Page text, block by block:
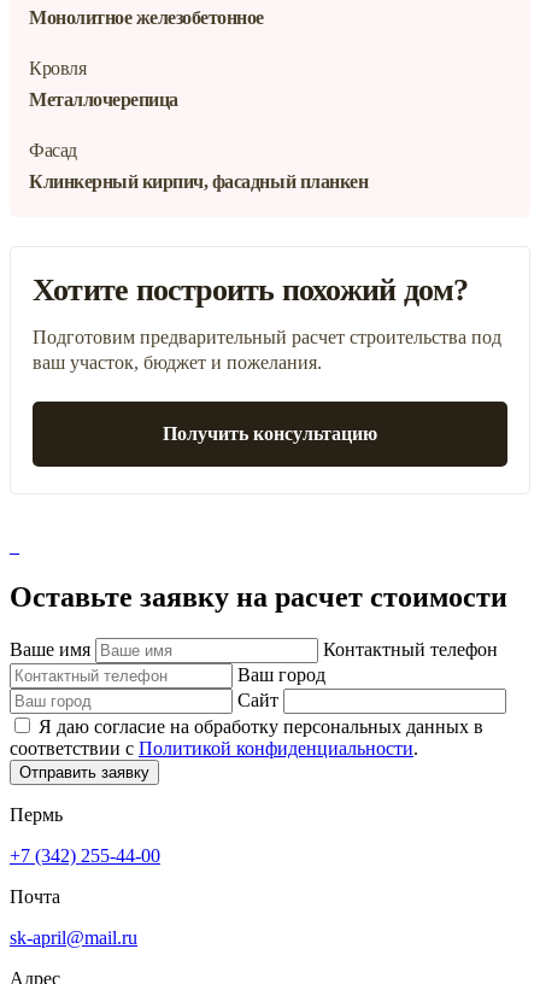
Монолитное железобетонное
Кровля
Металлочерепица
Фасад
Клинкерный кирпич, фасадный планкен
Хотите построить похожий дом?
Подготовим предварительный расчет строительства под
ваш участок, бюджет и пожелания.
Получить консультацию
Оставьте заявку на расчет стоимости
Ваше имя
Контактный телефон
Ваш город
Сайт
Я даю согласие на обработку персональных данных в
соответствии с Политикой конфиденциальности.
Отправить заявку
Пермь
+7 (342) 255-44-00
Почта
sk-april@mail.ru
Адрес